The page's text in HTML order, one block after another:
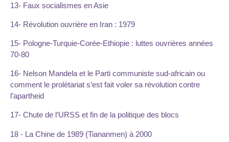
13- Faux socialismes en Asie
14- Révolution ouvrière en Iran : 1979
15- Pologne-Turquie-Corée-Ethiopie : luttes ouvrières années
70-80
16- Nelson Mandela et le Parti communiste sud-africain ou
comment le prolétariat s’est fait voler sa révolution contre
l’apartheid
17- Chute de l’URSS et fin de la politique des blocs
18 - La Chine de 1989 (Tiananmen) à 2000